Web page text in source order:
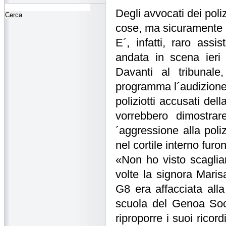
Degli avvocati dei
cose, ma
E´, infatti, raro
andata in scena ieri
Davanti al
programma
poliziotti accusati
vorrebbero
´aggressione alla
nel cortile interno
«Non ho visto
volte la signora
G8 era affacciata
scuola del Genoa
riproporre i suoi